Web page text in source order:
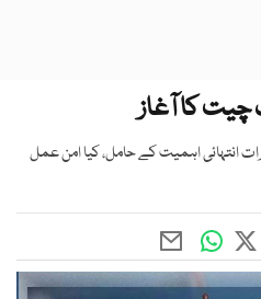
چیت کا آغاز
انتہائی اہمیت کے حامل، کیا امن عمل